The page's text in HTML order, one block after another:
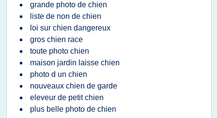
grande photo de chien
liste de non de chien
loi sur chien dangereux
gros chien race
toute photo chien
maison jardin laisse chien
photo d un chien
nouveaux chien de garde
eleveur de petit chien
plus belle photo de chien